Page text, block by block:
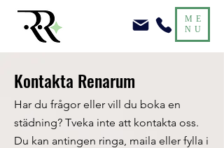
ME
NU
Kontakta Renarum
Har du frågor eller vill du boka en
städning? Tveka inte att kontakta oss.
Du kan antingen ringa, maila eller fylla i